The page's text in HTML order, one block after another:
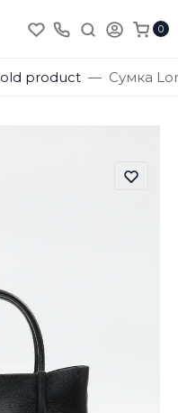
0
old product Сумка